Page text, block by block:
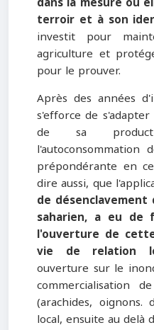
terroir et à son
investit pour
agriculture et
pour le prouver.
Après des années
s'efforce de
de sa
l'autoconsommation
prépondérante en
dire aussi, que
de
saharien, a eu de
l'ouverture de
vie de relation
ouverture sur le
commercialisation
(arachides,
local, ensuite au delà